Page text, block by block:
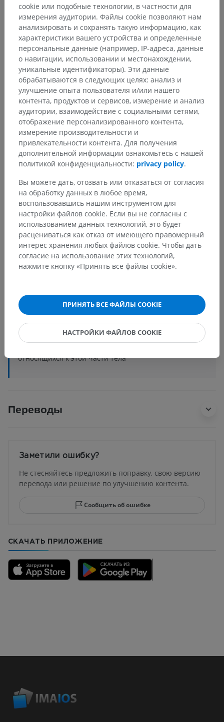
Анатомическая иерархия
Анатомия человека 2
Анатомия человека 1
Вторичные лимфоидные органы>
Лимфатический узел>
Лимфатические узлы головы и шеи>
Язычные узлы
относящихся к этой части тела
Переводы
Заметили ошибку?
Не стесняйтесь предложить поправку, свою версию
перевода или решение по улучшению контента.
Сообщить об ошибке
СКАЧАТЬ ПРИЛОЖЕНИЕ
cookie или подобные технологии, в частности для
измерения аудитории. Файлы cookie позволяют нам
анализировать и сохранять такую информацию, как
характеристики вашего устройства и определенные
персональные данные (например, IP-адреса, данные
о навигации, использовании и местонахождении,
уникальные идентификаторы). Эти данные
обрабатываются в следующих целях: анализ и
улучшение опыта пользователя и/или нашего
контента, продуктов и сервисов, измерение и анализ
аудитории, взаимодействие с социальными сетями,
отображение персонализированного контента,
измерение производительности и
привлекательности контента. Для получения
дополнительной информации ознакомьтесь с нашей
политикой конфиденциальности: privacy policy.
Вы можете дать, отозвать или отказаться от согласия
на обработку данных в любое время,
воспользовавшись нашим инструментом для
настройки файлов cookie. Если вы не согласны с
использованием данных технологий, это будет
расцениваться как отказ от имеющего правомерный
интерес хранения любых файлов cookie. Чтобы дать
согласие на использование этих технологий,
нажмите кнопку «Принять все файлы cookie».
ПРИНЯТЬ ВСЕ ФАЙЛЫ COOKIE
НАСТРОЙКИ ФАЙЛОВ COOKIE